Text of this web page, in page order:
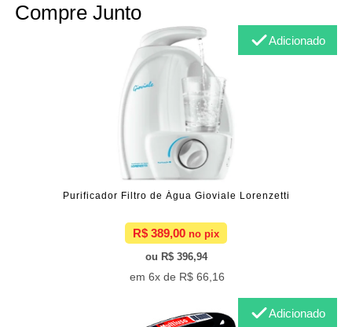
Compre Junto
Purificador Filtro de Água Gioviale Lorenzetti
R$ 389,00
R$ 396,94
6x de R$ 66,16
Adicionado
Adicionado